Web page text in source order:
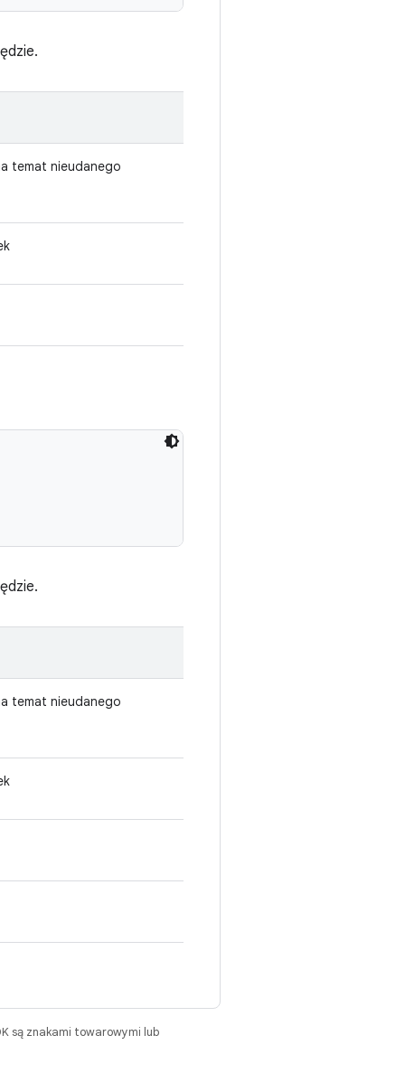
temat nieudanego
temat nieudanego
są znakami towarowymi lub